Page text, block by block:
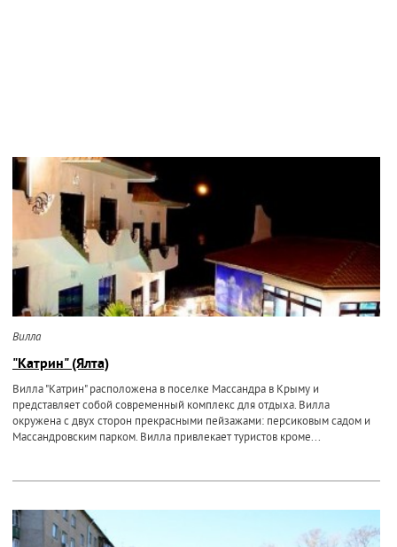
Вилла
"Катрин" (Ялта)
Вилла "Катрин" расположена в поселке Массандра в Крыму и
представляет собой современный комплекс для отдыха. Вилла
окружена с двух сторон прекрасными пейзажами: персиковым садом и
Массандровским парком. Вилла привлекает туристов кроме...